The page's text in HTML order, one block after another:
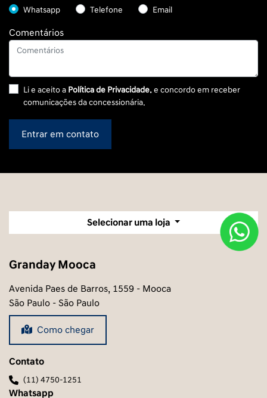
Whatsapp Telefone Email
Comentários
Li e aceito a Política de Privacidade.e concordo em receber
comunicações da concessionária.
Entrar em contato
Selecionar uma loja
Granday Mooca
Avenida Paes de Barros, 1559 - Mooca
São Paulo - São Paulo
Como chegar
Contato
(11) 4750-1251
Whatsapp